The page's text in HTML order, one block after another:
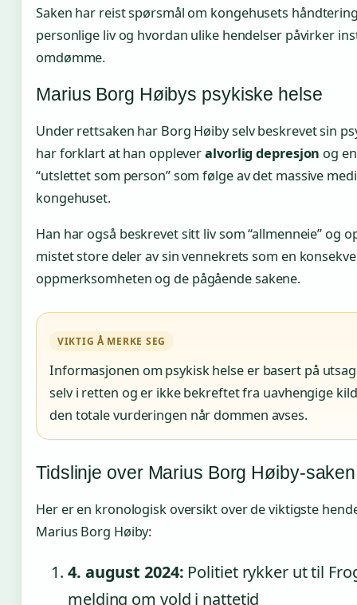
Saken har reist spørsmål om kongehusets
personlige liv og hvordan ulike hendelser påvirker
omdømme.
Marius Borg Høibys psykiske helse
Under rettsaken har Borg Høiby selv beskrevet sin
har forklart at han oppleveralvorlig depresjon og
“utslettet som person” som følge av det massive
kongehuset.
Han har også beskrevet sitt liv som “allmenneie” og
mistet store deler av sin vennekrets som en
oppmerksomheten og de pågående sakene.
VIKTIG Å MERKE SEG
Informasjonen om psykisk helse er basert på
selv i retten og er ikke bekreftet fra uavhengige
den totale vurderingen når dommen avses.
Tidslinje over Marius Borg Høiby-saken
Her er en kronologisk oversikt over de viktigste
Marius Borg Høiby:
4. august 2024: Politiet rykker ut til
melding om vold i nattetid